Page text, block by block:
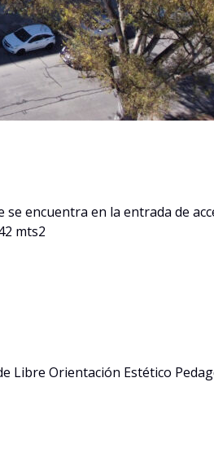
encuentra en la entrada de
mts2
Libre Orientación Estético